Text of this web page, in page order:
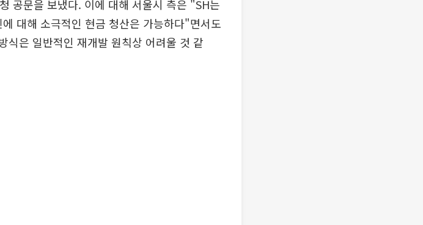
공문을 보냈다. 이에 대해 서울시 측은 "SH는
대해 소극적인 현금 청산은 가능하다"면서도
식은 일반적인 재개발 원칙상 어려울 것 같